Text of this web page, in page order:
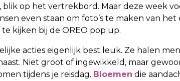
blik op het vertrekbord. Maar deze week
even staan om foto’s te maken van
kijken bij de OREO pop up.
acties eigenlijk best leuk. Ze halen
Niet groot of ingewikkeld, maar
tijdens je reisdag. Bloemen die